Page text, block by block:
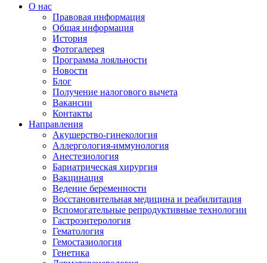
О нас
Правовая информация
Общая информация
История
Фотогалерея
Программа лояльности
Новости
Блог
Получение налогового вычета
Вакансии
Контакты
Направления
Акушерство-гинекология
Аллергология-иммунология
Анестезиология
Бариатрическая хирургия
Вакцинация
Ведение беременности
Восстановительная медицина и реабилитация
Вспомогательные репродуктивные технологии
Гастроэнтерология
Гематология
Гемостазиология
Генетика